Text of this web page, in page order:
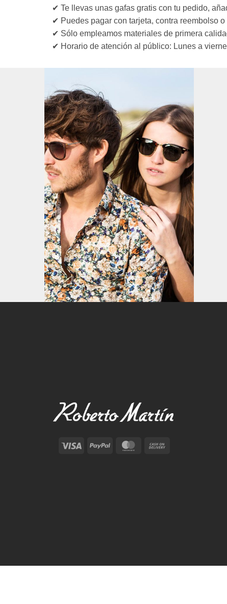
✔ Te llevas unas gafas gratis con tu pedido,
✔ Puedes pagar con tarjeta, contra reembolso o
✔ Sólo empleamos materiales de primera
✔ Horario de atención al público: Lunes a
Visa PayPal MasterCard